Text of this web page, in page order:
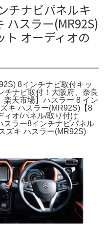
チナビパネルキ
ハスラー(MR92S)
ト オーディオの
8インチナビ取付キッ
チナビ取付！大阪府、奈良
楽天市場】ハスラー 8 イン
キ ハスラー(MR92S)【8
ィオ/パネル/取り付け
スラー8インチナビパネル
ズキ ハスラー(MR92S)